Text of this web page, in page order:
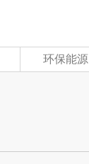
环保能源